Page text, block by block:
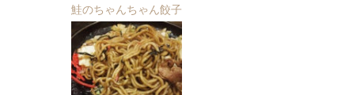
鮭のちゃんちゃん餃子